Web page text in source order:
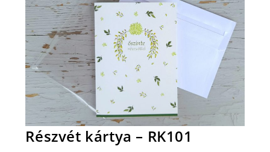
Részvét kártya – RK101